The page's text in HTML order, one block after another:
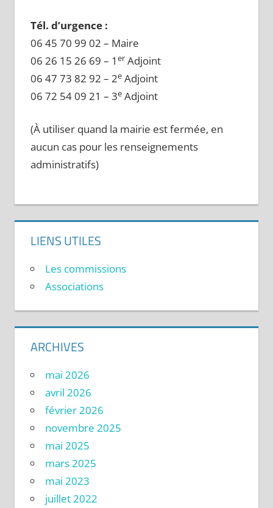
Tél. d’urgence :
06 45 70 99 02 – Maire
06 26 15 26 69 – 1 erAdjoint
06 47 73 82 92 – 2eAdjoint
06 72 54 09 21 – 3eAdjoint
(À utiliser quand la mairie est fermée, en
aucun cas pour les renseignements
administratifs)
LIENS UTILES
Les commissions
Associations
ARCHIVES
mai 2026
avril 2026
février 2026
novembre 2025
mai 2025
mars 2025
mai 2023
juillet 2022